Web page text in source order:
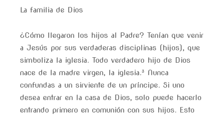
La familia de Dios
¿Cómo llegaron los hijos al Padre? Tenían que venir
a Jesús por sus verdaderas disciplinas (hijos), que
simboliza la iglesia. Todo verdadero hijo de Dios
nace de la madre virgen, la iglesia.³ Nunca
confundas a un sirviente de un príncipe. Si uno
desea entrar en la casa de Dios, solo puede hacerlo
entrando primero en comunión con sus hijos. Esto